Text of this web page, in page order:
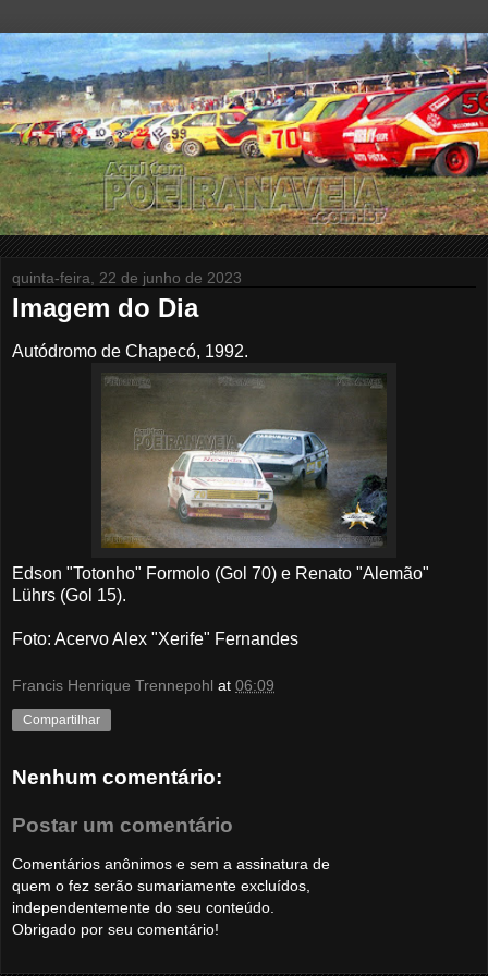
quinta-feira, 22 de junho de 2023
Imagem do Dia
Autódromo de Chapecó, 1992.
Edson "Totonho" Formolo (Gol 70) e Renato "Alemão"
Lührs (Gol 15).
Foto: Acervo Alex "Xerife" Fernandes
Francis Henrique Trennepohl at 06:09
Compartilhar
Nenhum comentário:
Postar um comentário
Comentários anônimos e sem a assinatura de
quem o fez serão sumariamente excluídos,
independentemente do seu conteúdo.
Obrigado por seu comentário!